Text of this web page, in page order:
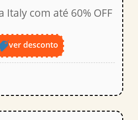
Italy com até 60% OFF
ver desconto